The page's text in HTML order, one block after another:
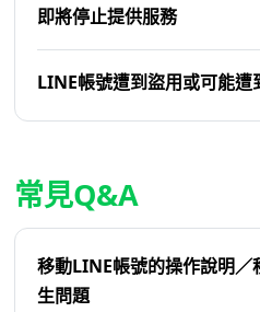
即將停止提供服務
LINE帳號遭到盜用或可能遭
常見Q&A
移動LINE帳號的操作說明／
生問題